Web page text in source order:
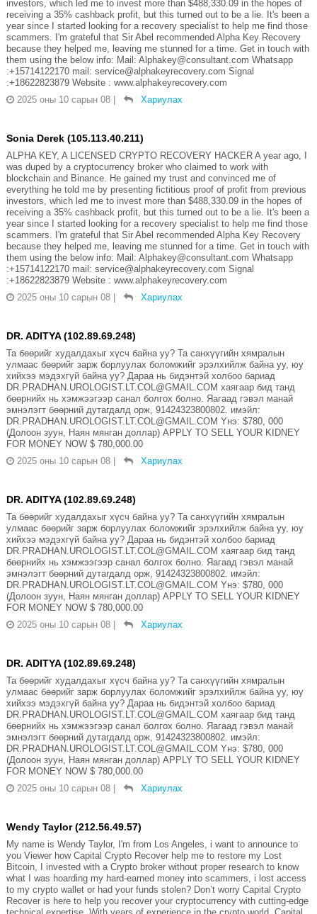
investors, which led me to invest more than $488,330.09 in the hopes of
receiving a 35% cashback profit, but this turned out to be a lie. It's been a
year since I started looking for a recovery specialist to help me find those
scammers. I'm grateful that Sir Abel recommended Alpha Key Recovery
because they helped me, leaving me stunned for a time. Get in touch with
them using the below info: Mail: Alphakey@consultant.com Whatsapp
:+15714122170 mail: service@alphakeyrecovery.com Signal
:+18622823879 Website : www.alphakeyrecovery.com
2025 оны 10 сарын 08
Хариулах
Sonia Derek (105.113.40.211)
ALPHA KEY, A LICENSED CRYPTO RECOVERY HACKER A year ago, I
was duped by a cryptocurrency broker who claimed to work with
blockchain and Binance. He gained my trust and convinced me of
everything he told me by presenting fictitious proof of profit from previous
investors, which led me to invest more than $488,330.09 in the hopes of
receiving a 35% cashback profit, but this turned out to be a lie. It's been a
year since I started looking for a recovery specialist to help me find those
scammers. I'm grateful that Sir Abel recommended Alpha Key Recovery
because they helped me, leaving me stunned for a time. Get in touch with
them using the below info: Mail: Alphakey@consultant.com Whatsapp
:+15714122170 mail: service@alphakeyrecovery.com Signal
:+18622823879 Website : www.alphakeyrecovery.com
2025 оны 10 сарын 08
Хариулах
DR. ADITYA (102.89.69.248)
Та бөөрийг худалдахыг хүсч байна уу? Та санхүүгийн хямралын
улмаас бөөрийг зарж борлуулах боломжийг эрэлхийлж байна уу, юу
хийхээ мэдэхгүй байна уу? Дараа нь бидэнтэй холбоо бариад
DR.PRADHAN.UROLOGIST.LT.COL@GMAIL.COM хаягаар бид танд
бөөрнийх нь хэмжээгээр санал болгох болно. Яагаад гэвэл манай
эмнэлэгт бөөрний дутагдалд орж, 91424323800802. имэйл:
DR.PRADHAN.UROLOGIST.LT.COL@GMAIL.COM Yнэ: $780, 000
(Долоон зуун, Наян мянган доллар) APPLY TO SELL YOUR KIDNEY
FOR MONEY NOW $ 780,000.00
2025 оны 10 сарын 08
Хариулах
DR. ADITYA (102.89.69.248)
Та бөөрийг худалдахыг хүсч байна уу? Та санхүүгийн хямралын
улмаас бөөрийг зарж борлуулах боломжийг эрэлхийлж байна уу, юу
хийхээ мэдэхгүй байна уу? Дараа нь бидэнтэй холбоо бариад
DR.PRADHAN.UROLOGIST.LT.COL@GMAIL.COM хаягаар бид танд
бөөрнийх нь хэмжээгээр санал болгох болно. Яагаад гэвэл манай
эмнэлэгт бөөрний дутагдалд орж, 91424323800802. имэйл:
DR.PRADHAN.UROLOGIST.LT.COL@GMAIL.COM Yнэ: $780, 000
(Долоон зуун, Наян мянган доллар) APPLY TO SELL YOUR KIDNEY
FOR MONEY NOW $ 780,000.00
2025 оны 10 сарын 08
Хариулах
DR. ADITYA (102.89.69.248)
Та бөөрийг худалдахыг хүсч байна уу? Та санхүүгийн хямралын
улмаас бөөрийг зарж борлуулах боломжийг эрэлхийлж байна уу, юу
хийхээ мэдэхгүй байна уу? Дараа нь бидэнтэй холбоо бариад
DR.PRADHAN.UROLOGIST.LT.COL@GMAIL.COM хаягаар бид танд
бөөрнийх нь хэмжээгээр санал болгох болно. Яагаад гэвэл манай
эмнэлэгт бөөрний дутагдалд орж, 91424323800802. имэйл:
DR.PRADHAN.UROLOGIST.LT.COL@GMAIL.COM Yнэ: $780, 000
(Долоон зуун, Наян мянган доллар) APPLY TO SELL YOUR KIDNEY
FOR MONEY NOW $ 780,000.00
2025 оны 10 сарын 08
Хариулах
Wendy Taylor (212.56.49.57)
My name is Wendy Taylor, I'm from Los Angeles, i want to announce to
you Viewer how Capital Crypto Recover help me to restore my Lost
Bitcoin, I invested with a Crypto broker without proper research to know
what I was hoarding my hard-earned money into scammers, i lost access
to my crypto wallet or had your funds stolen? Don’t worry Capital Crypto
Recover is here to help you recover your cryptocurrency with cutting-edge